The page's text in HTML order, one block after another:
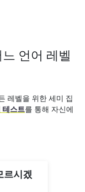
언어 레벨
레벨을 위한 세미 집
테스트를 통해 자신에
르시겠